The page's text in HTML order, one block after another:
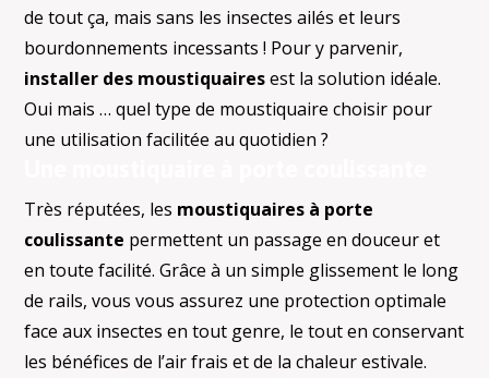
de tout ça, mais sans les insectes ailés et leurs
bourdonnements incessants ! Pour y parvenir,
installer des moustiquairesest la solution idéale.
Oui mais … quel type de moustiquaire choisir pour
une utilisation facilitée au quotidien ?
Très réputées, les moustiquaires à porte
coulissante permettent un passage en douceur et
en toute facilité. Grâce à un simple glissement le long
de rails, vous vous assurez une protection optimale
face aux insectes en tout genre, le tout en conservant
les bénéfices de l’air frais et de la chaleur estivale.